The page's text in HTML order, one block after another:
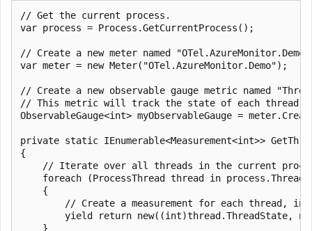
// Get the current process.
var process = Process.GetCurrentProcess();
// Create a new meter named
var meter = new Meter("OTel.AzureMonitor.Demo");
// Create a new observable gauge metric named
// This metric will track the state of each thread
ObservableGauge<int> myObservableGauge =
private static IEnumerable<Measurement<int>>
{
// Iterate over all threads in the current
foreach (ProcessThread thread in
    {
// Create a measurement for each thread,
yield return new((int)thread.ThreadState,
    }